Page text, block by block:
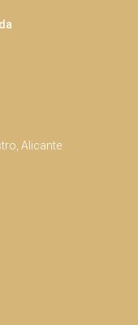
Alicante